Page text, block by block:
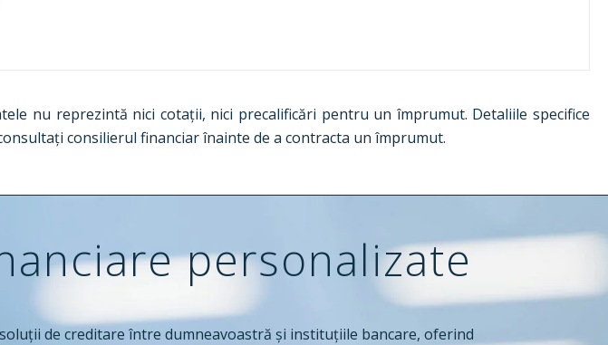
nu reprezintă nici cotații, nici precalificări pentru un împrumut. Detaliile specifice
consilierul financiar înainte de a contracta un împrumut.
personalizate
de creditare între dumneavoastră și instituțiile bancare, oferind